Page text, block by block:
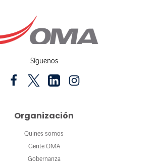
Síguenos
Organización
Quines somos
Gente OMA
Gobernanza